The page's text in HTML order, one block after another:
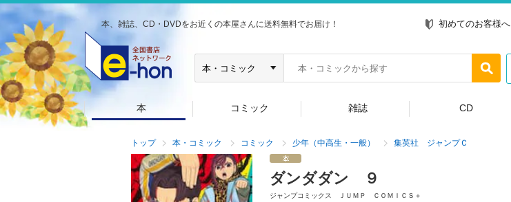
本、雑誌、CD・DVDをお近くの本屋さんに送料無料でお届け！ 初めてのお客様へ
本 コミック 雑誌 CD
トップ 本・コミック コミック 少年（中高生・一般） 集英社 ジャンプＣ
ダンダダン ９
ジャンプコミックス ＪＵＭＰ ＣＯＭＩＣＳ＋